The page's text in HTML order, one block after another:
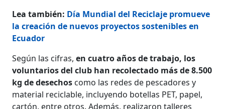
Lea también: Día Mundial del Reciclaje promueve
la creación de nuevos proyectos sostenibles en
Ecuador
Según las cifras,en cuatro años de trabajo, los
voluntarios del club han recolectado más de 8.500
kg de desechos como las redes de pescadores y
material reciclable, incluyendo botellas PET, papel,
cartón, entre otros. Además, realizaron talleres